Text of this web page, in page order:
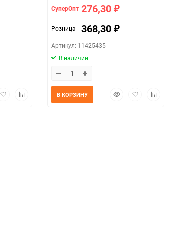
ДобавитьДобавить
СуперОпт 276,30 ₽
Розница 368,30 ₽
Артикул: 11425435
В наличии
БыстрыйДобавить
В КОРЗИНУ